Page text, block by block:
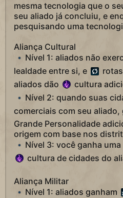
mesma tecnologia que o
seu aliado já concluiu, e
pesquisando uma
Aliança Cultural
Nível 1: aliados não
lealdade entre si, e
aliados dão
cultura
Nível 2: quando suas
comerciais com seu
Grande Personalidade
origem com base nos
Nível 3: você ganha
cultura de cidades do
Aliança Militar
Nível 1: aliados ganham